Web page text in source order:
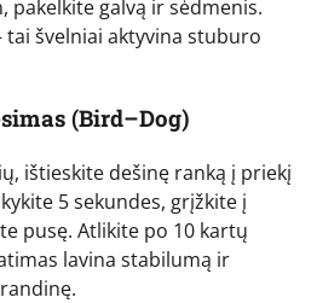
pakelkite galvą ir sėdmenis.
tai švelniai aktyvina stuburo
(Bird–Dog)
ištieskite dešinę ranką į priekį
5 sekundes, grįžkite į
pusę. Atlikite po 10 kartų
lavina stabilumą ir